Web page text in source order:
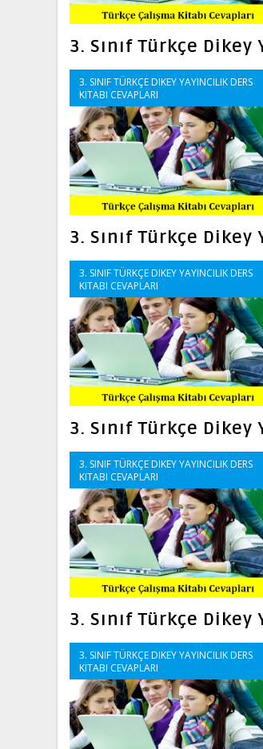
3. Sınıf Türkçe Dikey
3. SINIF TÜRKÇE DIKEY YAYINCILIK DERS
KITABI CEVAPLARI
3. Sınıf Türkçe Dikey
3. SINIF TÜRKÇE DIKEY YAYINCILIK DERS
KITABI CEVAPLARI
3. Sınıf Türkçe Dikey
3. SINIF TÜRKÇE DIKEY YAYINCILIK DERS
KITABI CEVAPLARI
3. Sınıf Türkçe Dikey
3. SINIF TÜRKÇE DIKEY YAYINCILIK DERS
KITABI CEVAPLARI